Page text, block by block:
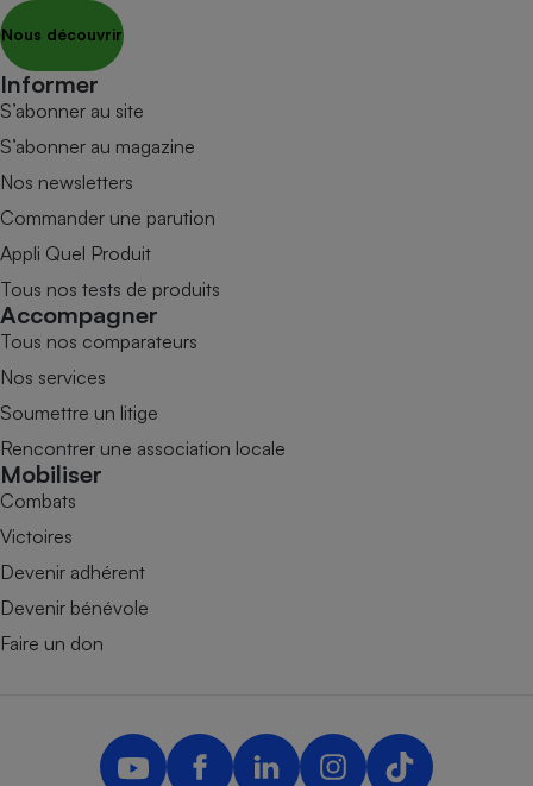
Nous découvrir
Informer
S’abonner au site
S’abonner au magazine
Nos newsletters
Commander une parution
Appli Quel Produit
Tous nos tests de produits
Accompagner
Tous nos comparateurs
Nos services
Soumettre un litige
Rencontrer une association locale
Mobiliser
Combats
Victoires
Devenir adhérent
Devenir bénévole
Faire un don